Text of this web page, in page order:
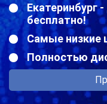
Екатеринбург
бесплатно!
Самые низкие
Полностью